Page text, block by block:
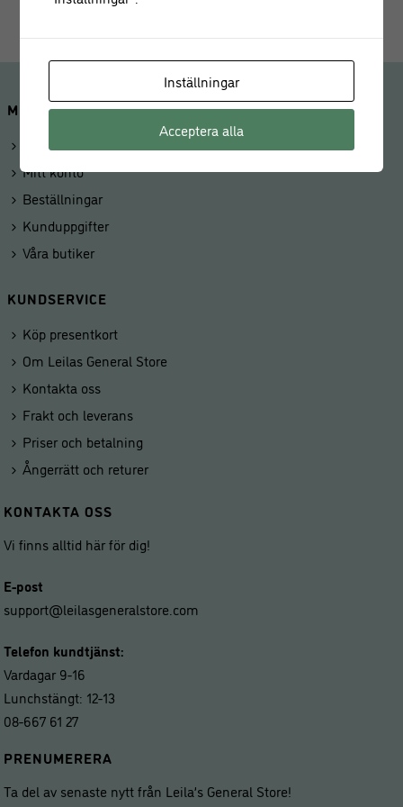
MINA SIDOR
Logga in
Mitt konto
Beställningar
Kunduppgifter
Våra butiker
KUNDSERVICE
Köp presentkort
Om Leilas General Store
Kontakta oss
Frakt och leverans
Priser och betalning
Ångerrätt och returer
KONTAKTA OSS
Vi finns alltid här för dig!
E-post
support@leilasgeneralstore.com
Telefon kundtjänst:
Vardagar 9-16
Lunchstängt: 12-13
08-667 61 27
PRENUMERERA
Ta del av senaste nytt från Leila’s General Store!
Inställningar
Acceptera alla